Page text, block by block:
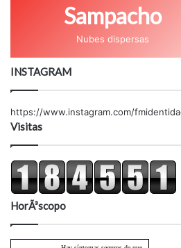
Sampacho
Nubes dispersas
INSTAGRAM
https://www.instagram.com/
Visitas
HorÃ³scopo